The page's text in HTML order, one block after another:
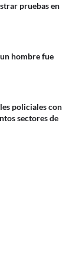
pruebas en
hombre fue
policiales con
sectores de